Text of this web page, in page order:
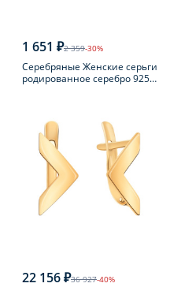
1 651 ₽2 359-30%
Серебряные Женские серьги
родированное серебро 925
22 156 ₽36 927-40%